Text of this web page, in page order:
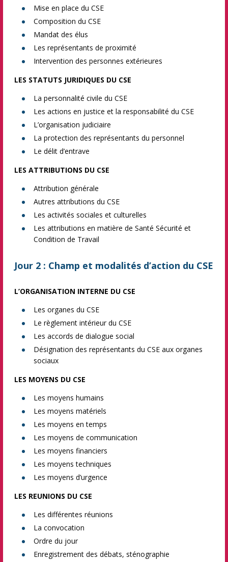
Mise en place du CSE
Composition du CSE
Mandat des élus
Les représentants de proximité
Intervention des personnes extérieures
LES STATUTS JURIDIQUES DU CSE
La personnalité civile du CSE
Les actions en justice et la responsabilité du CSE
L’organisation judiciaire
La protection des représentants du personnel
Le délit d’entrave
LES ATTRIBUTIONS DU CSE
Attribution générale
Autres attributions du CSE
Les activités sociales et culturelles
Les attributions en matière de Santé Sécurité et
Condition de Travail
Jour 2 : Champ et modalités d’action du CSE
L’ORGANISATION INTERNE DU CSE
Les organes du CSE
Le règlement intérieur du CSE
Les accords de dialogue social
Désignation des représentants du CSE aux organes
sociaux
LES MOYENS DU CSE
Les moyens humains
Les moyens matériels
Les moyens en temps
Les moyens de communication
Les moyens financiers
Les moyens techniques
Les moyens d’urgence
LES REUNIONS DU CSE
Les différentes réunions
La convocation
Ordre du jour
Enregistrement des débats, sténographie